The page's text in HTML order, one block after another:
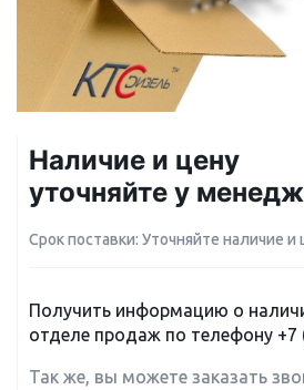
Наличие и цену
уточняйте у
Срок поставки: Уточняйте наличие и
Получить информацию о
отделе продаж по телефону +7
Так же, вы можете заказать